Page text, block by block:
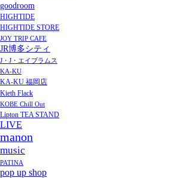
goodroom
HIGHTIDE
HIGHTIDE STORE
JOY TRIP CAFE
JR博多シティ
J・J・エイブラムス
KA-KU
KA-KU 福岡店
Kieth Flack
KOBE Chill Out
Lipton TEA STAND
LIVE
manon
music
PATINA
pop up shop